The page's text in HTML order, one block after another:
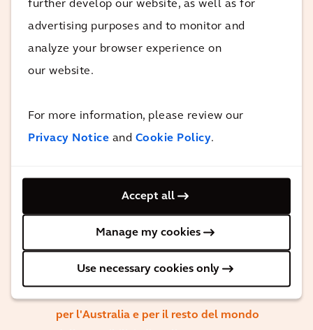
further develop our website, as well as for
advertising purposes and to monitor and
analyze your browser experience on
our website.
For more information, please review our
Privacy Notice and Cookie Policy.
Accept all
Manage my cookies
Use necessary cookies only
Questo progetto è particolarmente
stimolante per il team di Arcadis, in
utilizzare al meglio le nostre capacità
per l'energia rinnovabile e sostenibile.
alle persone, ai residenti e alle aziende
della regione di Daintree una fornitura di
energia sostenibile e rinnovabile al 100%.
per l'Australia e per il resto del mondo